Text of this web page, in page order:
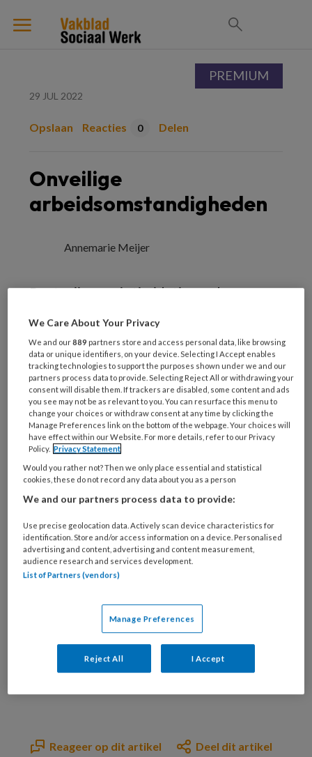
29 JUL 2022
Opslaan Reacties 0 Delen
Onveilige
arbeidsomstandigheden
Annemarie Meijer
Pesterijen en intimidatie op de
dan uitzondering. Slachtoffers kunnen
er verregaand onder lijden,
organisaties waar het zich voordoet
hebben hogere verzuimcijfers en ook
de maatschappelijke kosten ervan zijn
hoog. Wat zegt de wet over sociale
onveiligheid op het werk? En tot welke
instanties kan een slachtoffer zich
wenden?
PREMIUM
Bekijk de mogelijkheden
Al abonnee?Log dan in
PREMIUM
Reageer op dit artikel Deel dit artikel
We Care About Your Privacy
We and our889 partners store and access personal data, like browsing
data or unique identifiers, on your device. Selecting I Accept enables
tracking technologies to support the purposes shown under we and our
partners process data to provide. Selecting Reject All or withdrawing your
consent will disable them. If trackers are disabled, some content and ads
you see may not be as relevant to you. You can resurface this menu to
change your choices or withdraw consent at any time by clicking the
Manage Preferences link on the bottom of the webpage. Your choices will
have effect within our Website. For more details, refer to our Privacy
Policy. Privacy Statement
Would you rather not? Then we only place essential and statistical
cookies, these do not record any data about you as a person
We and our partners process data to provide:
Use precise geolocation data. Actively scan device characteristics for
identification. Store and/or access information on a device. Personalised
advertising and content, advertising and content measurement,
audience research and services development.
List of Partners (vendors)
Manage Preferences
Reject All I Accept